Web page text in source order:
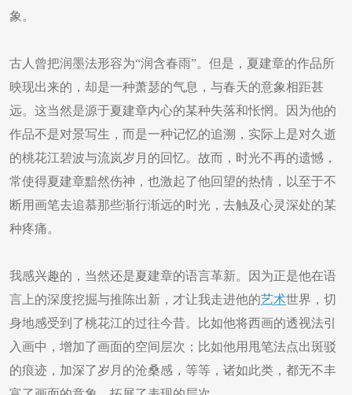
象。
古人曾把润墨法形容为“润含春雨”。但是，夏建章的作品所
映现出来的，却是一种萧瑟的气息，与春天的意象相距甚
远。这当然是源于夏建章内心的某种失落和怅惘。因为他的
作品不是对景写生，而是一种记忆的追溯，实际上是对久逝
的桃花江碧波与流岚岁月的回忆。故而，时光不再的遗憾，
常使得夏建章黯然伤神，也激起了他回望的热情，以至于不
断用画笔去追慕那些渐行渐远的时光，去触及心灵深处的某
种疼痛。
我感兴趣的，当然还是夏建章的语言革新。因为正是他在语
言上的深度挖掘与推陈出新，才让我走进他的艺术世界，切
身地感受到了桃花江的过往今昔。比如他将西画的透视法引
入画中，增加了画面的空间层次；比如他用甩笔法点出斑驳
的痕迹，加深了岁月的沧桑感，等等，诸如此类，都无不丰